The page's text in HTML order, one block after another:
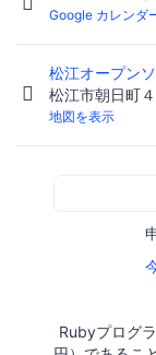
Google カレンダ
松江オープン
松江市朝日町
地図を表示
Rubyプログ